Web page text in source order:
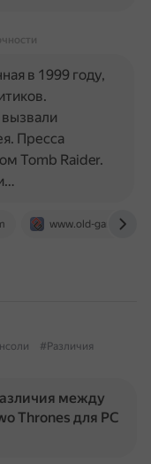
www.old-games.ru
в 1999 году,
Пресса
Tomb Raider.
#Различия
между
Thrones для PC